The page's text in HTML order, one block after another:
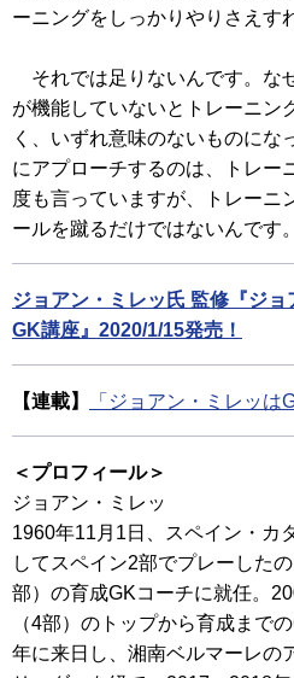
ーニングをしっかりやりさえす
それでは足りないんです。な
が機能していないとトレーニン
く、いずれ意味のないものにな
にアプローチするのは、トレー
度も言っていますが、トレーニ
ールを蹴るだけではないんです。
ジョアン・ミレッ氏 監修『ジ
GK講座』2020/1/15発売！
【連載】 「ジョアン・ミレッは
＜プロフィール＞
ジョアン・ミレッ
1960年11月1日、スペイン・カ
してスペイン2部でプレーした
部）の育成GKコーチに就任。
（4部）のトップから育成まで
年に来日し、湘南ベルマーレの